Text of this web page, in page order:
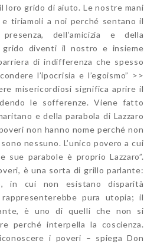
loro grido di aiuto. Le nostre mani
tiriamoli a noi perché sentano il
dell’amicizia e della
diventi il nostro e insieme
di indifferenza che spesso
l’ipocrisia e l’egoismo” >>
misericordiosi significa aprire il
le sofferenze. Viene fatto
e della parabola di Lazzaro
non hanno nome perché non
nessuno. L’unico povero a cui
sue parabole è proprio Lazzaro”.
è una sorta di grillo parlante:
in cui non esistano disparità
pura utopia; il
è uno di quelli che non si
perché interpella la coscienza.
i poveri – spiega Don